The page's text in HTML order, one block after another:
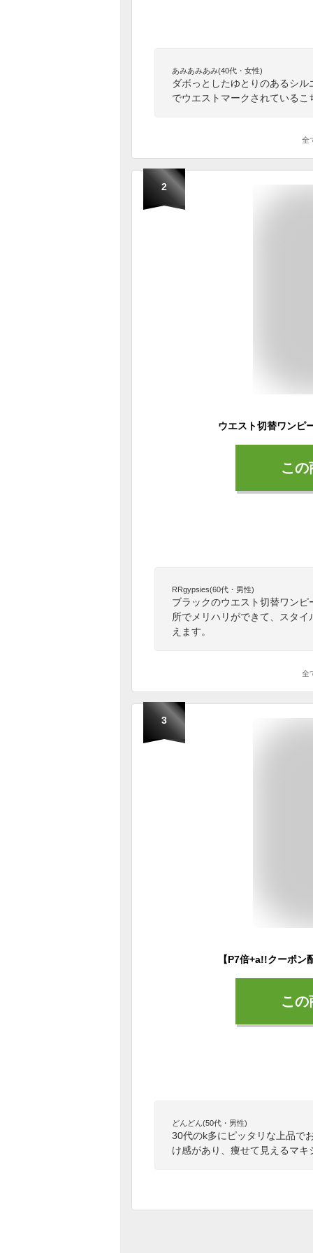
あみあみあみ(40代・女性)
ダボっとしたゆとりのあるシ
でウエストマークされているこ
全
2
こ
RRgypsies(60代・男性)
ブラックのウエスト切替ワン
所でメリハリができて、スタ
えます。
全
3
こ
どんどん(50代・男性)
30代のk多にピッタリな上品で
け感があり、痩せて見えるマ